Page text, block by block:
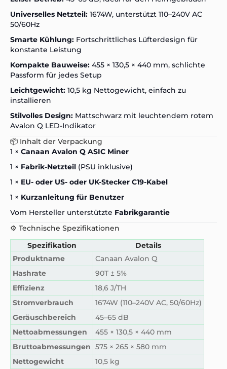
Universelles Netzteil: 1674W, unterstützt 110–240V AC
50/60Hz
Smarte Kühlung: Fortschrittliches Lüfterdesign für
konstante Leistung
Kompakte Bauweise: 455 × 130,5 × 440 mm, schlichte
Passform für jedes Setup
Leichtgewicht: 10,5 kg Nettogewicht, einfach zu
installieren
Stilvolles Design: Mattschwarz mit leuchtendem rotem
Avalon Q LED-Indikator
📦 Inhalt der Verpackung
1 × Canaan Avalon Q ASIC Miner
1 × Fabrik-Netzteil (PSU inklusive)
1 × EU- oder US- oder UK-Stecker C19-Kabel
1 × Kurzanleitung für Benutzer
Vom Hersteller unterstützte Fabrikgarantie
⚙️ Technische Spezifikationen
Spezifikation
Details
Produktname
Canaan Avalon Q
Hashrate
90T ± 5%
Effizienz
18,6 J/TH
Stromverbrauch
1674W (110–240V AC, 50/60Hz)
Geräuschbereich
45–65 dB
Nettoabmessungen
455 × 130,5 × 440 mm
Bruttoabmessungen 575 × 265 × 580 mm
Nettogewicht
10,5 kg